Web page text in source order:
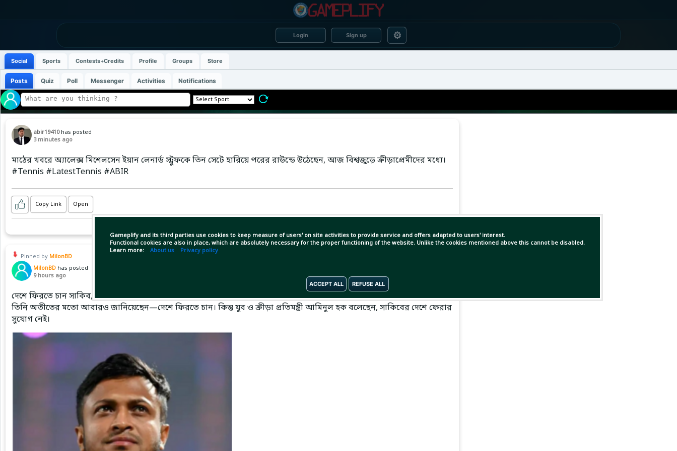
Login Sign up ⚙
Gameplify and its third parties use cookies to keep measure of users' on site activities to provide service and offers adapted to users' interest.
Functional cookies are also in place, which are absolutely necessary for the proper functioning of the website. Unlike the cookies mentioned above this cannot be disabled.
Learn more: About us Privacy policy
ACCEPT ALL REFUSE ALL
Social Sports Contests+Credits Profile Groups Store
Posts Quiz Poll Messenger Activities Notifications
abir19410 has posted
3 minutes ago
মাঠের খবরে অ্যালেক্স মিশেলসেন ইয়ান লেনার্ড স্ট্রুফকে তিন সেটে হারিয়ে পরের রাউন্ডে উঠেছেন, আজ বিশ্বজুড়ে ক্রীড়াপ্রেমীদের মধ্যে।
#Tennis #LatestTennis #ABIR
Copy Link Open
Pinned by MilonBD
MilonBD has posted
9 hours ago
দেশে ফিরতে চান সাকিব, ক্রীড়া প্রতিমন্ত্রী বলছেন—সুযোগ নেই। সাকিব আল হাসান দেশে ফিরতে পারছেন না দুই বছরের বেশি সময় ধরে।
তিনি অতীতের মতো আবারও জানিয়েছেন—দেশে ফিরতে চান। কিন্তু যুব ও ক্রীড়া প্রতিমন্ত্রী আমিনুল হক বলেছেন, সাকিবের দেশে ফেরার
সুযোগ নেই।